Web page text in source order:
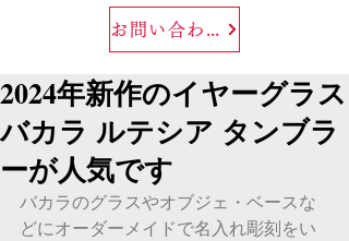
お問い合わせ
2024年新作のイヤーグラス
バカラ ルテシア タンブラ
ーが人気です
バカラのグラスやオブジェ・ベースな
どにオーダーメイドで名入れ彫刻をい